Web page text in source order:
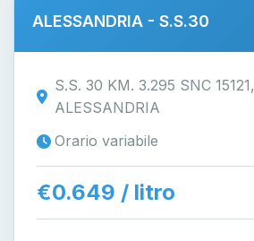
ALESSANDRIA - S.S.30
S.S. 30 KM. 3.295 SNC 15121,
ALESSANDRIA
Orario variabile
€0.649 / litro